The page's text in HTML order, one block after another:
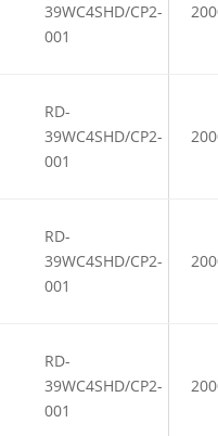
39WC4SHD/CP2-
001
RD-
39WC4SHD/CP2-
001
RD-
39WC4SHD/CP2-
001
RD-
39WC4SHD/CP2-
001